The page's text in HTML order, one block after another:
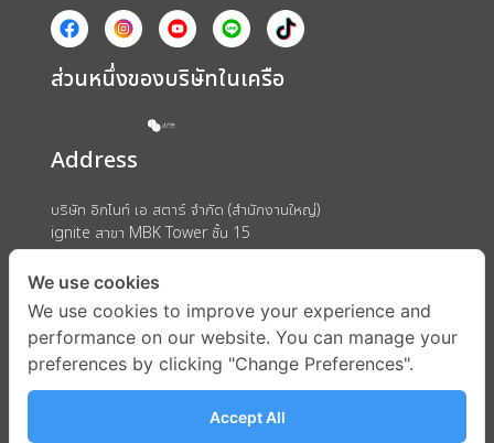
ส่วนหนึ่งของบริษัทในเครือ
Address
บริษัท อิกไนท์ เอ สตาร์ จำกัด (สำนักงานใหญ่)
ignite สาขา MBK Tower ชั้น 15
ถนนพญาไท แขวงวังใหม่ เขตปทุมวัน กรุงเทพมหานคร 10330
We use cookies
We use cookies to improve your experience and
performance on our website. You can manage your
preferences by clicking "Change Preferences".
Accept All